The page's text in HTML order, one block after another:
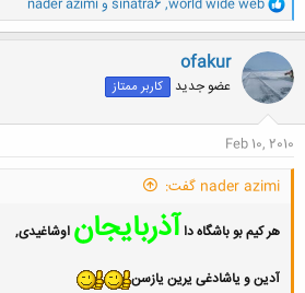
ا
ک
ن
ش
ه
ا
world wide web
,
sinatra6 و nader azimi
ofakur
عضو جدید کاربر ممتاز
Feb 10, 2010
nader azimi گفت:
هر کیم بو باشگاه دا آذربایجان اوشاغیدی,
آدین و یاشادغی یرین یازسن